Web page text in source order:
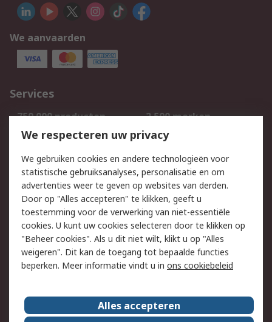
We aanvaarden
Services
750.000 producten
2.500 merken
Bestellen
Inkoopoplossingen
Track & Trace
Wettelijk
Cookiebeleid
Email veiligheid
Privacybeleid
Websitevoorwaarden
Algemene
verkoopvoorwaarden
Over RS
We respecteren uw privacy
We gebruiken cookies en andere technologieën voor
statistische gebruiksanalyses, personalisatie en om
advertenties weer te geven op websites van derden.
Door op "Alles accepteren" te klikken, geeft u
toestemming voor de verwerking van niet-essentiële
cookies. U kunt uw cookies selecteren door te klikken op
"Beheer cookies". Als u dit niet wilt, klikt u op "Alles
weigeren". Dit kan de toegang tot bepaalde functies
beperken. Meer informatie vindt u in ons cookiebeleid
Alles accepteren